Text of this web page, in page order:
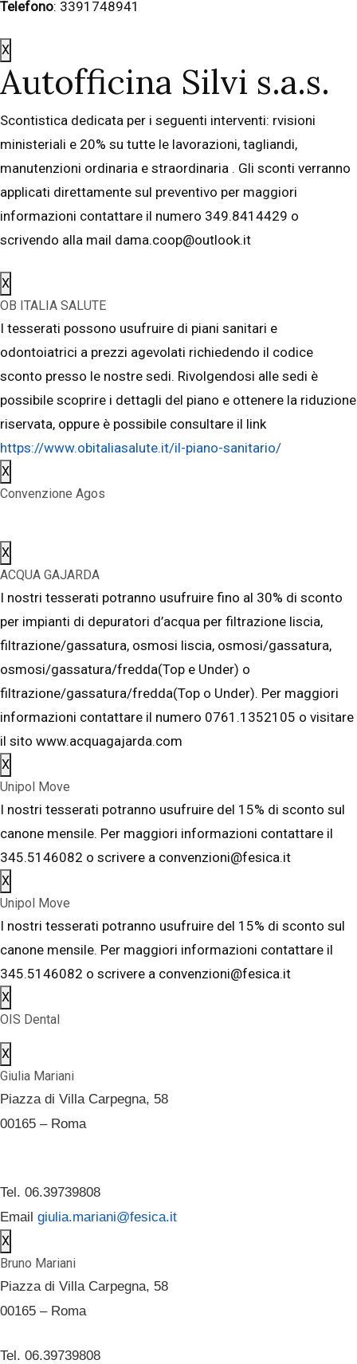
Telefono: 3391748941
X
Autofficina Silvi s.a.s.
Scontistica dedicata per i seguenti interventi: rvisioni
ministeriali e 20% su tutte le lavorazioni, tagliandi,
manutenzioni ordinaria e straordinaria . Gli sconti verranno
applicati direttamente sul preventivo per maggiori
informazioni contattare il numero 349.8414429 o
scrivendo alla mail dama.coop@outlook.it
X
OB ITALIA SALUTE
I tesserati possono usufruire di piani sanitari e
odontoiatrici a prezzi agevolati richiedendo il codice
sconto presso le nostre sedi. Rivolgendosi alle sedi è
possibile scoprire i dettagli del piano e ottenere la riduzione
riservata, oppure è possibile consultare il link
https://www.obitaliasalute.it/il-piano-sanitario/
X
Convenzione Agos
X
ACQUA GAJARDA
I nostri tesserati potranno usufruire fino al 30% di sconto
per impianti di depuratori d’acqua per filtrazione liscia,
filtrazione/gassatura, osmosi liscia, osmosi/gassatura,
osmosi/gassatura/fredda(Top e Under) o
filtrazione/gassatura/fredda(Top o Under). Per maggiori
informazioni contattare il numero 0761.1352105 o visitare
il sito www.acquagajarda.com
X
Unipol Move
I nostri tesserati potranno usufruire del 15% di sconto sul
canone mensile. Per maggiori informazioni contattare il
345.5146082 o scrivere a convenzioni@fesica.it
X
Unipol Move
I nostri tesserati potranno usufruire del 15% di sconto sul
canone mensile. Per maggiori informazioni contattare il
345.5146082 o scrivere a convenzioni@fesica.it
X
OIS Dental
X
Giulia Mariani
Piazza di Villa Carpegna, 58
00165 – Roma
Tel. 06.39739808
Email giulia.mariani@fesica.it
X
Bruno Mariani
Piazza di Villa Carpegna, 58
00165 – Roma
Tel. 06.39739808